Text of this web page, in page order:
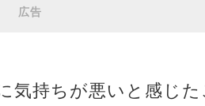
広告
気持ちが悪いと感じ